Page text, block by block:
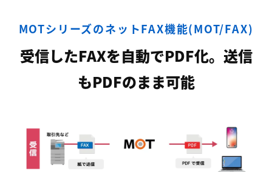
MOTシリーズのネットFAX機能(MOT/FAX)
受信したFAXを自動でPDF化。送信
もPDFのまま可能